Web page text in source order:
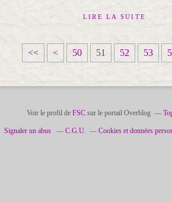
LIRE LA SUITE
<< <
1
2
3
4
50 51 52 53
Voir le profil de FSCsur le portail Overblog
Signaler un abus C.G.U. Cookies et données